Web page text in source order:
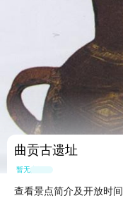
曲贡古遗址
暂无点评
查看景点简介及开放时间